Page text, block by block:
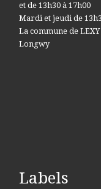
et de 13h30 à 17h00
Mardi et jeudi de
La commune de
Longwy
Labels